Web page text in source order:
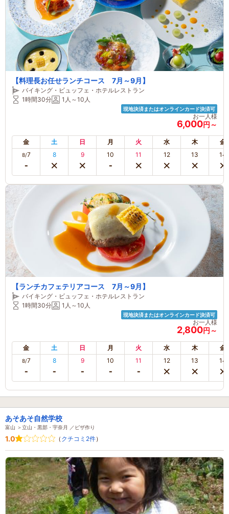
【料理長お任せランチコース 7月～9月】
バイキング・ビュッフェ・ホテルレストラン
1時間30分
1人～10人
現地決済またはオンラインカード決済可
お一人様
6,000円～
金 土 日 月 火 水 木 金
8/7 8 9 10 11 12 13 14
【ランチカフェテリアコース 7月～9月】
バイキング・ビュッフェ・ホテルレストラン
1時間30分
1人～10人
現地決済またはオンラインカード決済可
お一人様
2,800円～
金 土 日 月 火 水 木 金
8/7 8 9 10 11 12 13 14
あそあそ自然学校
富山 ＞立山・黒部・宇奈月 ／ピザ作り
1.0 （ クチコミ2件）